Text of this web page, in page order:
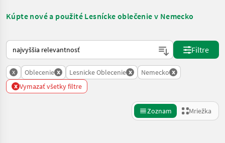
Kúpte nové a použité Lesnícke oblečenie v Nemecko
Takto sa vykonáva triedenie na Landwirt.com
Filtre
x Oblecenie x Lesnicke Oblecenie x Nemecko x
x Vymazať všetky filtre
Zoznam Mriežka